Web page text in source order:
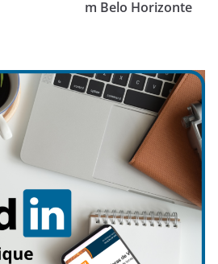
m Belo Horizonte